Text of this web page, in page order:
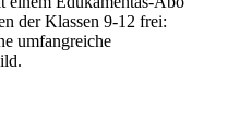
der Klassen 9-12 frei:
umfangreiche